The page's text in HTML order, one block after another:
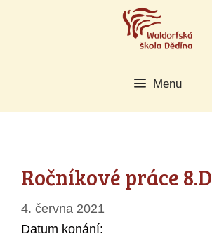
Menu
Ročníkové práce 8.D
4. června 2021
Datum konání: